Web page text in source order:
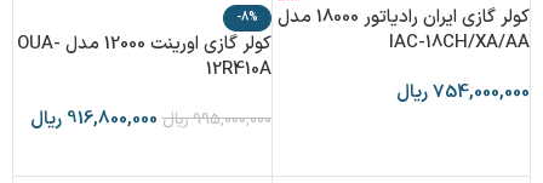
کولر گازی ایران رادیاتور 18000 مدل
IAC-18CH/XA/AA
754,000,000ریال
-8%
کولر گازی اورینت 12000 مدل OUA-
12R410A
995,000,000ریال 916,800,000 ریال